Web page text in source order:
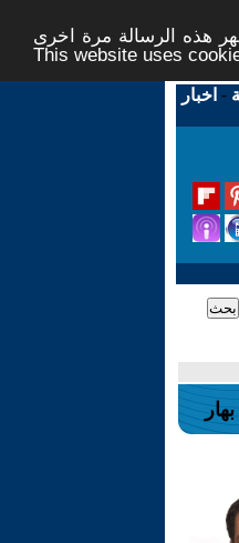
هذه الرسالة مرة اخرى -
This website uses
- اخبار